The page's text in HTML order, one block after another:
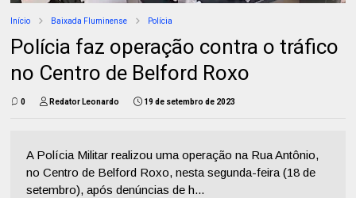
Início Baixada Fluminense Polícia
Polícia faz operação contra o tráfico
no Centro de Belford Roxo
0 Redator Leonardo 19 de setembro de 2023
A Polícia Militar realizou uma operação na Rua Antônio,
no Centro de Belford Roxo, nesta segunda-feira (18 de
setembro), após denúncias de h...